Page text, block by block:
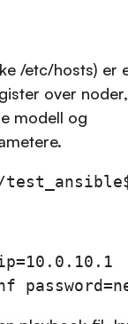
/etc/hosts) er
over
modell og